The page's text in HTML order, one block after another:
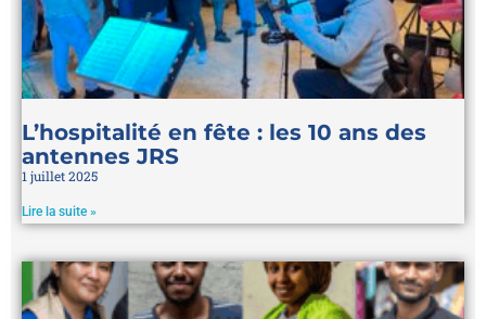
L’hospitalité en fête : les 10 ans des
antennes JRS
1 juillet 2025
Lire la suite »